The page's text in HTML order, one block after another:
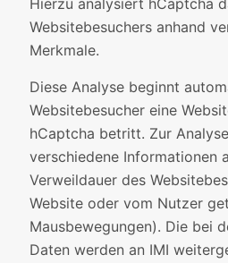
Hierzu analysiert hCaptcha
Websitebesuchers anhand
Merkmale.
Diese Analyse beginnt
Websitebesucher eine
hCaptcha betritt. Zur
verschiedene Informationen
Verweildauer des
Website oder vom Nutzer
Mausbewegungen). Die bei
Daten werden an IMI